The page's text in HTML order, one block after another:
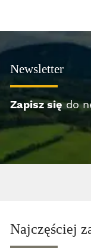
Newsletter
Zapisz siędo
Najczęściej